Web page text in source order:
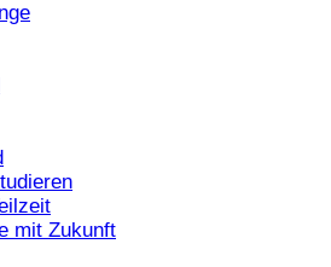
mit Zukunft